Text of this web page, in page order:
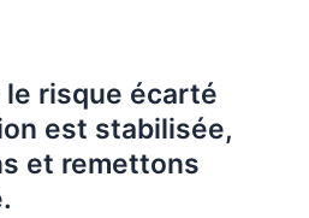
risque écarté
est stabilisée,
et remettons